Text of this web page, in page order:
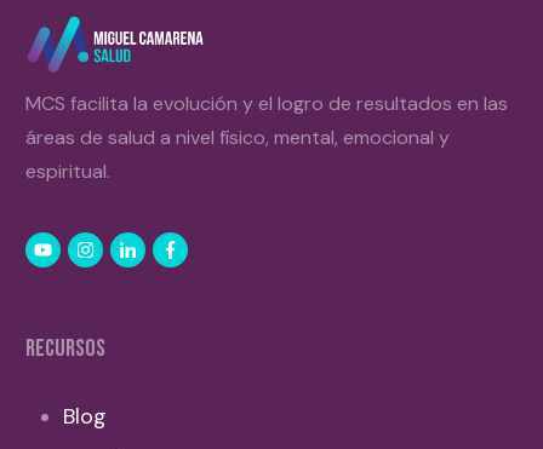
MCS facilita la evolución y el logro de resultados en las
áreas de salud a nivel físico, mental, emocional y
espiritual.
RECURSOS
Blog